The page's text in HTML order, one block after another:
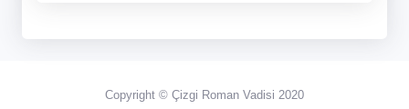
Copyright © Çizgi Roman Vadisi 2020